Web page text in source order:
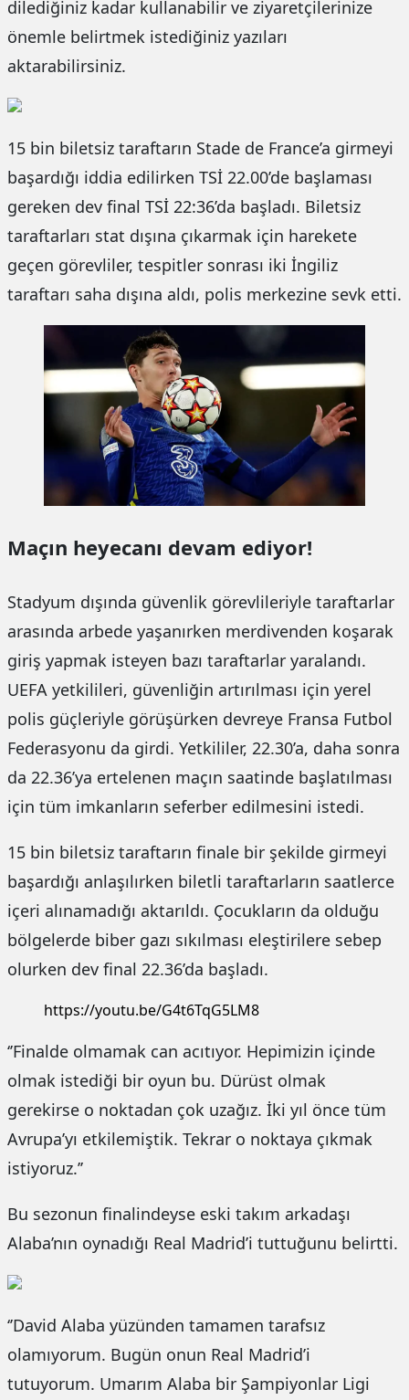
dilediğiniz kadar kullanabilir ve ziyaretçilerinize
önemle belirtmek istediğiniz yazıları
aktarabilirsiniz.
15 bin biletsiz taraftarın Stade de France’a girmeyi
başardığı iddia edilirken TSİ 22.00’de başlaması
gereken dev final TSİ 22:36’da başladı. Biletsiz
taraftarları stat dışına çıkarmak için harekete
geçen görevliler, tespitler sonrası iki İngiliz
taraftarı saha dışına aldı, polis merkezine sevk etti.
Maçın heyecanı devam ediyor!
Stadyum dışında güvenlik görevlileriyle taraftarlar
arasında arbede yaşanırken merdivenden koşarak
giriş yapmak isteyen bazı taraftarlar yaralandı.
UEFA yetkilileri, güvenliğin artırılması için yerel
polis güçleriyle görüşürken devreye Fransa Futbol
Federasyonu da girdi. Yetkililer, 22.30’a, daha sonra
da 22.36’ya ertelenen maçın saatinde başlatılması
için tüm imkanların seferber edilmesini istedi.
15 bin biletsiz taraftarın finale bir şekilde girmeyi
başardığı anlaşılırken biletli taraftarların saatlerce
içeri alınamadığı aktarıldı. Çocukların da olduğu
bölgelerde biber gazı sıkılması eleştirilere sebep
olurken dev final 22.36’da başladı.
https://youtu.be/G4t6TqG5LM8
‘’Finalde olmamak can acıtıyor. Hepimizin içinde
olmak istediği bir oyun bu. Dürüst olmak
gerekirse o noktadan çok uzağız. İki yıl önce tüm
Avrupa’yı etkilemiştik. Tekrar o noktaya çıkmak
istiyoruz.’’
Bu sezonun finalindeyse eski takım arkadaşı
Alaba’nın oynadığı Real Madrid’i tuttuğunu belirtti.
‘’David Alaba yüzünden tamamen tarafsız
olamıyorum. Bugün onun Real Madrid’i
tutuyorum. Umarım Alaba bir Şampiyonlar Ligi